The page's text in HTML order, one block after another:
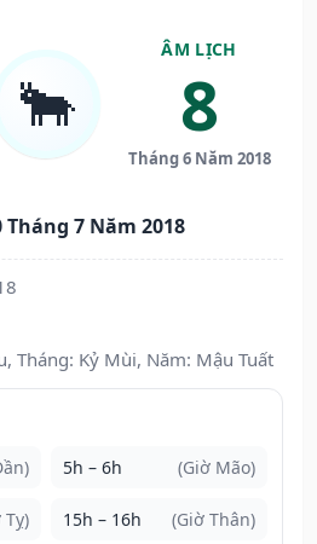
🐂
ÂM LỊCH
8
Tháng 6 Năm 2018
7 Năm 2018
Tháng: Kỷ Mùi, Năm: Mậu Tuất
5h – 6h (Giờ Mão)
Tỵ) 15h – 16h (Giờ Thân)